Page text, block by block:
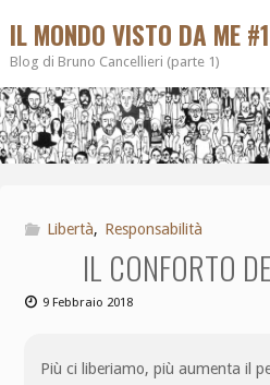
IL MONDO VISTO DA ME #1
Blog di Bruno Cancellieri (parte 1)
Libertà, Responsabilità
IL CONFORTO
9 Febbraio 2018
Più ci liberiamo, più aumenta il